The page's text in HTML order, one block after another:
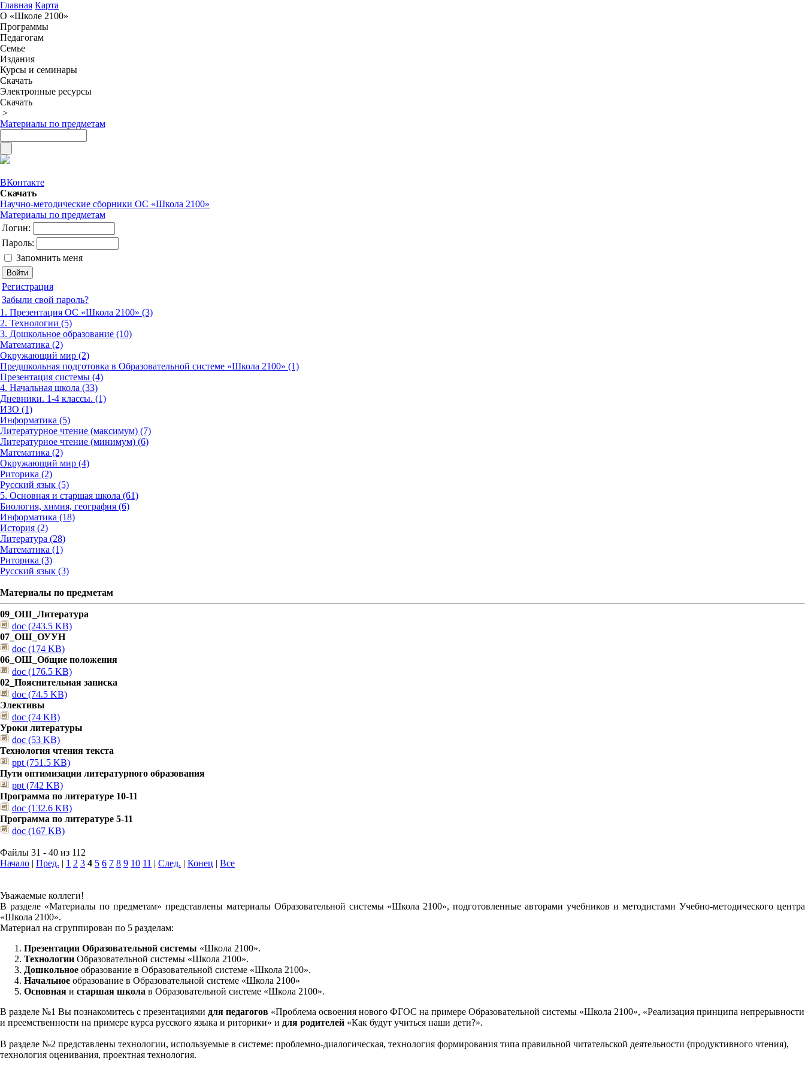
Главная Карта
О «Школе 2100»
Программы
Педагогам
Семье
Издания
Курсы и семинары
Скачать
Электронные ресурсы
Скачать
>
Материалы по предметам
ВКонтакте
Скачать
Научно-методические сборники ОС «Школа 2100»
Материалы по предметам
Логин:
Пароль:
Запомнить меня
Регистрация
Забыли свой пароль?
1. Презентация ОС «Школа 2100» (3)
2. Технологии (5)
3. Дошкольное образование (10)
Математика (2)
Окружающий мир (2)
Предшкольная подготовка в Образовательной системе «Школа 2100» (1)
Презентация системы (4)
4. Начальная школа (33)
Дневники. 1-4 классы. (1)
ИЗО (1)
Информатика (5)
Литературное чтение (максимум) (7)
Литературное чтение (минимум) (6)
Математика (2)
Окружающий мир (4)
Риторика (2)
Русский язык (5)
5. Основная и старшая школа (61)
Биология, химия, география (6)
Информатика (18)
История (2)
Литература (28)
Математика (1)
Риторика (3)
Русский язык (3)
Материалы по предметам
09_ОШ_Литература
doc (243.5 KB)
07_ОШ_ОУУН
doc (174 KB)
06_ОШ_Общие положения
doc (176.5 KB)
02_Пояснительная записка
doc (74.5 KB)
Элективы
doc (74 KB)
Уроки литературы
doc (53 KB)
Технология чтения текста
ppt (751.5 KB)
Пути оптимизации литературного образования
ppt (742 KB)
Программа по литературе 10-11
doc (132.6 KB)
Программа по литературе 5-11
doc (167 KB)
Файлы 31 - 40 из 112
Начало | Пред. | 1 2 3 4 5 6 7 8 9 10 11 | След. | Конец | Все
Уважаемые коллеги!
В разделе «Материалы по предметам» представлены материалы Образовательной системы «Школа 2100», подготовленные авторами учебников и методистами Учебно-методического центра
«Школа 2100».
Материал на сгруппирован по 5 разделам:
Презентации Образовательной системы «Школа 2100».
Технологии Образовательной системы «Школа 2100».
Дошкольное образование в Образовательной системе «Школа 2100».
Начальное образование в Образовательной системе «Школа 2100»
Основная и старшая школа в Образовательной системе «Школа 2100».
В разделе №1 Вы познакомитесь с презентациями для педагогов «Проблема освоения нового ФГОС на примере Образовательной системы «Школа 2100», «Реализация принципа непрерывности
и преемственности на примере курса русского языка и риторики» и для родителей «Как будут учиться наши дети?».
В разделе №2 представлены технологии, используемые в системе: проблемно-диалогическая, технология формирования типа правильной читательской деятельности (продуктивного чтения),
технология оценивания, проектная технология.